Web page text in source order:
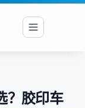
？胶印车